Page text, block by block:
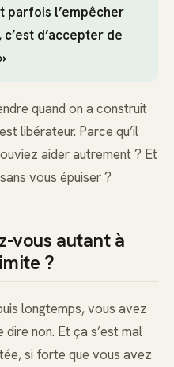
parfois l’empêcher
d’accepter de
quand on a construit
libérateur. Parce qu’il
aider autrement ? Et
vous épuiser ?
vous autant à
?
longtemps, vous avez
non. Et ça s’est mal
si forte que vous avez